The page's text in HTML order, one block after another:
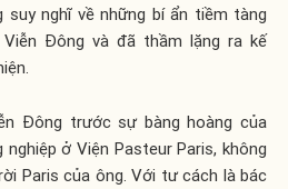
suy nghĩ về những bí ẩn tiềm tàng
Đông và đã thầm lặng ra kế
Đông trước sự bàng hoàng của
ở Viện Pasteur Paris, không
Paris của ông. Với tư cách là bác